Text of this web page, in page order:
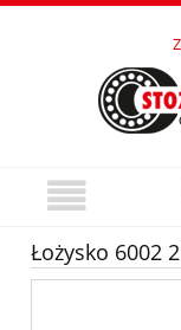
Łożysko 6002